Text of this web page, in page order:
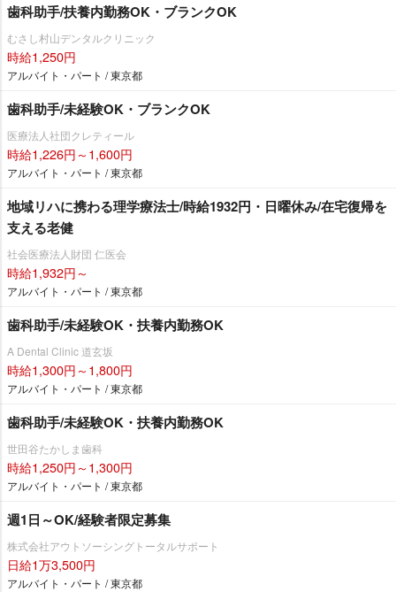
歯科助手/扶養内勤務OK・ブランクOK
むさし村山デンタルクリニック
時給1,250円
アルバイト・パート / 東京都
歯科助手/未経験OK・ブランクOK
医療法人社団クレティール
時給1,226円～1,600円
アルバイト・パート / 東京都
地域リハに携わる理学療法士/時給1932円・日曜休み/在宅復帰を
支える老健
社会医療法人財団 仁医会
時給1,932円～
アルバイト・パート / 東京都
歯科助手/未経験OK・扶養内勤務OK
A Dental Clinic 道玄坂
時給1,300円～1,800円
アルバイト・パート / 東京都
歯科助手/未経験OK・扶養内勤務OK
世田谷たかしま歯科
時給1,250円～1,300円
アルバイト・パート / 東京都
週1日～OK/経験者限定募集
株式会社アウトソーシングトータルサポート
日給1万3,500円
アルバイト・パート / 東京都